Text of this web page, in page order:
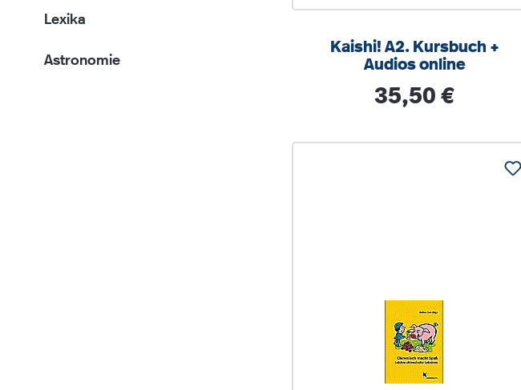
Lexika
Astronomie
Kaishi! A2. Kursbuch +
Audios online
Regulärer Preis:
35,50 €